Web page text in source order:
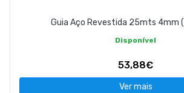
Guia Aço Revestida 25mts 4mm
Disponível
53,88€
Ver mais